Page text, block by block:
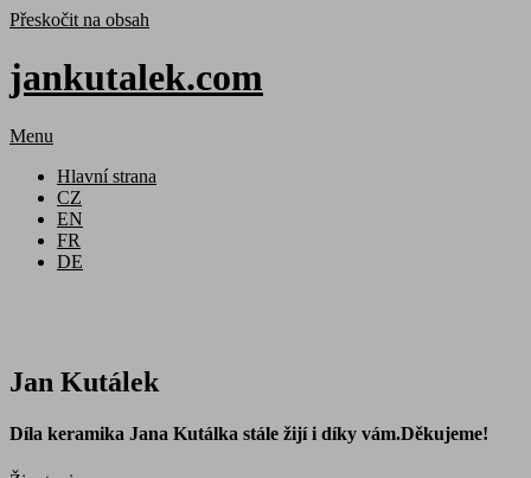
Přeskočit na obsah
jankutalek.com
Menu
Hlavní strana
CZ
EN
FR
DE
Jan Kutálek
Díla keramika Jana Kutálka stále žijí i díky vám.Děkujeme!